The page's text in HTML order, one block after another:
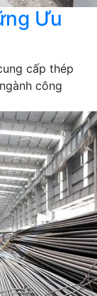
Ưu
cấp thép
công